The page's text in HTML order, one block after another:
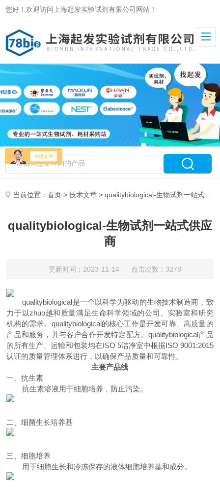
您好！欢迎访问上海起发实验试剂有限公司网站！
当前位置：首页 >技术文章 > qualitybiological-生物试剂一站式供应商
qualitybiological-生物试剂一站式供应
商
更新时间：2023-11-14 点击次数：3278
qualitybiological是一个以科学为驱动的生物技术制造商，致
力于以zhuo越和质量满足生命科学领域的公司、实验室和研究
机构的需求。 qualitybiological的核心工作是开发可靠、高质量的
产品和服务，并与客户合作开发特定配方。qualitybiological产品
的所有生产 、运输和包装均在ISO 5洁净室中根据ISO 9001:2015
认证的质量管理体系进行，以确保产品质量和可靠性。
主要产品线
一、抗生素
抗生素溶液用于细胞培养 ， 防止污染。
二、细菌生长培养基
三、细胞培养
用于细胞生长和冷冻保存的液体细胞培养基和成分。